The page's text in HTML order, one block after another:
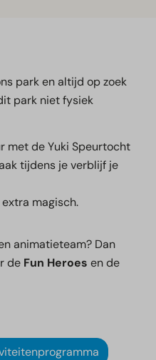
park en altijd op zoek
park niet fysiek
met de Yuki Speurtocht
tijdens je verblijf je
magisch.
animatieteam? Dan
de Fun Heroes en de